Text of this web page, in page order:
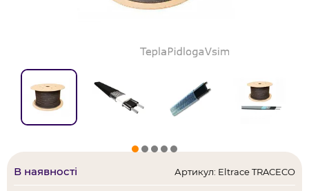
В наявності Артикул: Eltrace TRACECO